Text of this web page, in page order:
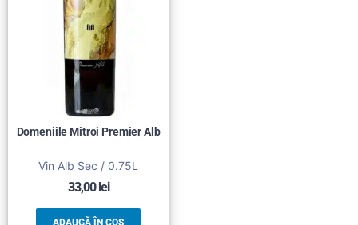
Domeniile Mitroi Premier Alb
Vin Alb Sec / 0.75L
33,00lei
ADAUGĂ ÎN COȘ